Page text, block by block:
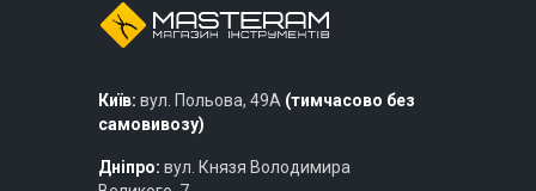
Київ: вул. Польова, 49А (тимчасово без
самовивозу)
Дніпро: вул. Князя Володимира